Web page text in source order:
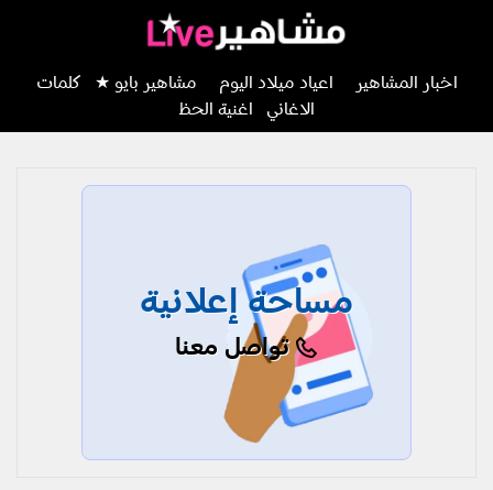
اخبار المشاهير اعياد ميلاد اليوم مشاهير بايو ★
كلمات
الاغاني
اغنية الحظ
مساحة إعلانية
تواصل معنا